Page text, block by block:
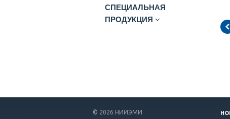
СПЕЦИАЛЬНАЯ
ПРОДУКЦИЯ
© 2026 НИИЭМИ